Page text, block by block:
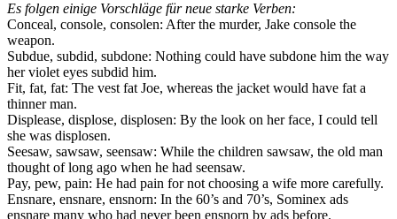
Es folgen einige Vorschläge für neue starke Verben:
Conceal, console, consolen: After the murder, Jake console the
weapon.
Subdue, subdid, subdone: Nothing could have subdone him the way
her violet eyes subdid him.
Fit, fat, fat: The vest fat Joe, whereas the jacket would have fat a
thinner man.
Displease, displose, displosen: By the look on her face, I could tell
she was displosen.
Seesaw, sawsaw, seensaw: While the children sawsaw, the old man
thought of long ago when he had seensaw.
Pay, pew, pain: He had pain for not choosing a wife more carefully.
Ensnare, ensnare, ensnorn: In the 60’s and 70’s, Sominex ads
ensnare many who had never been ensnorn by ads before.